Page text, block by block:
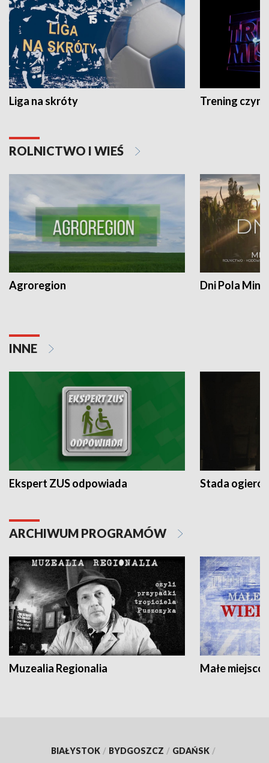
Liga na skróty Trening czyni
ROLNICTWO I WIEŚ
Agroregion Dni Pola
INNE
Ekspert ZUS odpowiada Stada
ARCHIWUM PROGRAMÓW
Muzealia Regionalia Małe
BIAŁYSTOK / BYDGOSZCZ / GDAŃSK /